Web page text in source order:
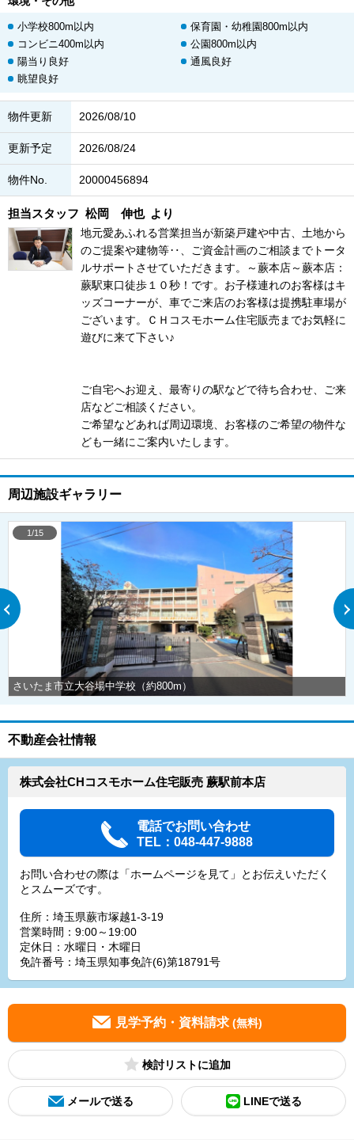
小学校800m以内
保育園・幼稚園800m以内
コンビニ400m以内
公園800m以内
陽当り良好
通風良好
眺望良好
物件更新 2026/08/10
更新予定 2026/08/24
物件No. 20000456894
担当スタッフ 松岡 伸也 より
地元愛あふれる営業担当が新築戸建や中古、土地から
のご提案や建物等‥、ご資金計画のご相談までトータ
ルサポートさせていただきます。～蕨本店～蕨本店：
蕨駅東口徒歩１０秒！です。お子様連れのお客様はキ
ッズコーナーが、車でご来店のお客様は提携駐車場が
ございます。ＣＨコスモホーム住宅販売までお気軽に
遊びに来て下さい♪
ご自宅へお迎え、最寄りの駅などで待ち合わせ、ご来
店などご相談ください。
ご希望などあれば周辺環境、お客様のご希望の物件な
ども一緒にご案内いたします。
周辺施設ギャラリー
さいたま市立大谷場中学校（約800m）
1/15
不動産会社情報
株式会社CHコスモホーム住宅販売 蕨駅前本店
電話でお問い合わせ
TEL：048-447-9888
お問い合わせの際は「ホームページを見て」とお伝えいただく
とスムーズです。
住所：埼玉県蕨市塚越1-3-19
営業時間：9:00～19:00
定休日：水曜日・木曜日
免許番号：埼玉県知事免許(6)第18791号
見学予約・資料請求 (無料)
検討リスト
メールで送る LINEで送る